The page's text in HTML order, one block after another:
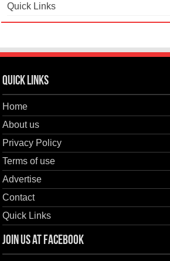
Quick Links
Quick Links
Home
About us
Privacy Policy
Terms of use
Advertise
Contact
Quick Links
Join us at Facebook